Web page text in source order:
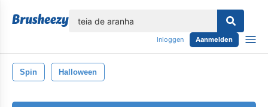
Inloggen Aanmelden
Spin Halloween